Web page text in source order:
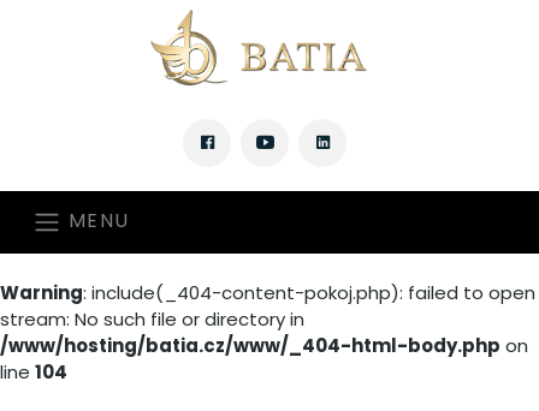
MENU
Warning: include(_404-content-pokoj.php): failed to open
stream: No such file or directory in
/www/hosting/batia.cz/www/_404-html-body.php on
line 104